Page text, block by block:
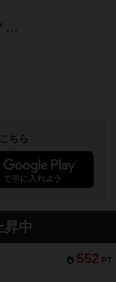
Let's Thinking(?) 大喜利ファクトリー！🎉
ちら
昇中
552 PT